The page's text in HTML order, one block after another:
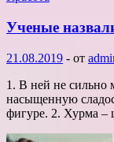
Ученые
21.08.2019 - от
1. В ней не сильно
насыщенную
фигуре. 2. Хурма –